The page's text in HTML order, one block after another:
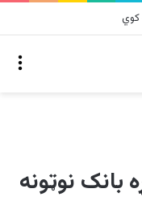
بانک نوټونه